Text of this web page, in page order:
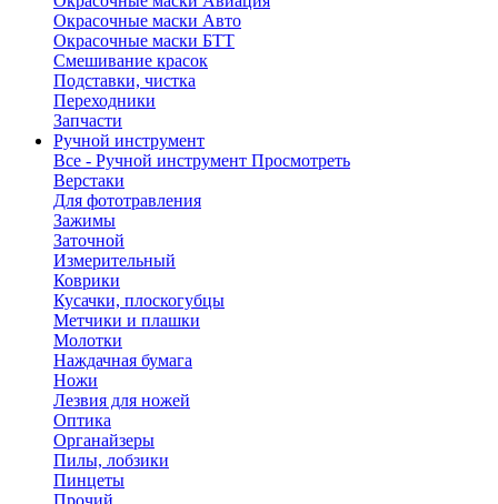
Окрасочные маски Авто
Окрасочные маски БТТ
Смешивание красок
Подставки, чистка
Переходники
Запчасти
Ручной инструмент
Все - Ручной инструмент Просмотреть
Верстаки
Для фототравления
Зажимы
Заточной
Измерительный
Коврики
Кусачки, плоскогубцы
Метчики и плашки
Молотки
Наждачная бумага
Ножи
Лезвия для ножей
Оптика
Органайзеры
Пилы, лобзики
Пинцеты
Прочий